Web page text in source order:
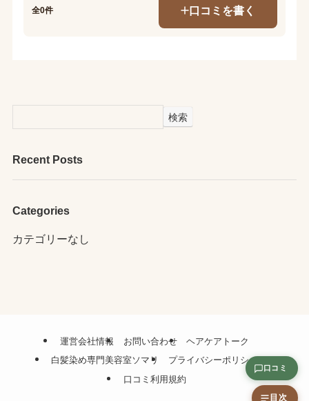
全0件 口コミを書く
検索
Recent Posts
Categories
カテゴリーなし
運営会社情報 お問い合わせ
ヘアケアトーク
白髪染め専門美容室ソマリ
プライバシーポリシー
口コミ利用規約
口コミ
目次